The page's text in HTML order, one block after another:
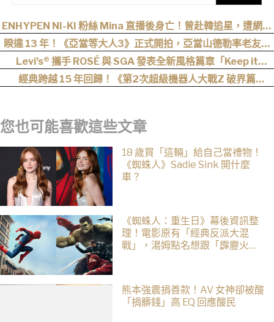
ENHYPEN NI-KI 粉絲 Mina 直播後身亡！曾赴韓追星，遭網暴
事件始末一次看
睽違 13 年！《亞當等大人3》正式開拍，亞當山德勒率老友轉
戰 Netflix
Levi’s® 攜手 ROSÉ 與 SGA 發表全新風格篇章「Keep it
Loose」，全新寬版丹寧登場！
經典跨越 15 年回歸！《第2次超級機器人大戰Z 破界篇
您也可能喜歡這些文章
18 歲買「這輛」給自己當禮物！
《蜘蛛人》Sadie Sink 開什麼
車？
《蜘蛛人：重生日》幕後資訊整
理！電影原有「經典反派大混
戰」，湯姆點名想跟「霹靂火」
熊本強震捐善款！AV 女神卻被酸
「捐髒錢」高 EQ 回應酸民